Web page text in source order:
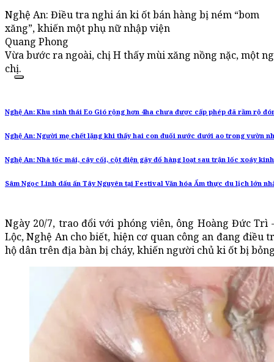
Nghệ An: Điều tra nghi án ki ốt bán hàng bị ném “bom
xăng”, khiến một phụ nữ nhập viện
Quang Phong
Vừa bước ra ngoài, chị H thấy mùi xăng nồng nặc, một
chị.
Nghệ An: Khu sinh thái Eo Gió rộng hơn 4ha chưa được cấp phép đã rầm rộ
Nghệ An: Người mẹ chết lặng khi thấy hai con đuối nước dưới ao trong vườn
Nghệ An: Nhà tốc mái, cây cối, cột điện gãy đổ hàng loạt sau trận lốc xoáy
Sâm Ngọc Linh dấu ấn Tây Nguyên tại Festival Văn hóa Ẩm thực du lịch lớn
Ngày 20/7, trao đổi với phóng viên, ông Hoàng Đức Trì
Lộc, Nghệ An cho biết, hiện cơ quan công an đang
hộ dân trên địa bàn bị cháy, khiến người chủ ki ốt bị